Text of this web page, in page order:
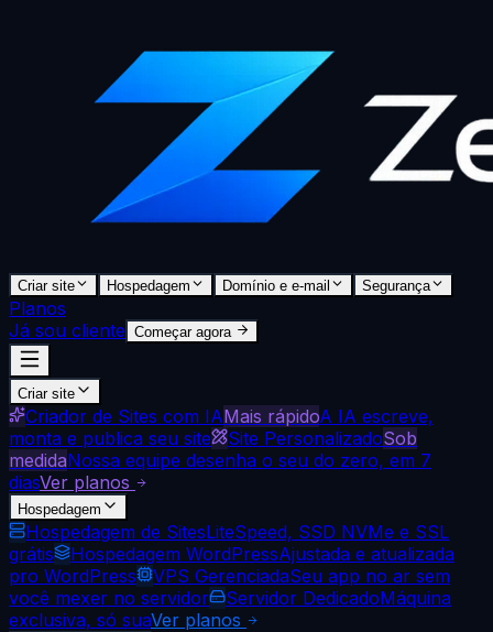
Criar site Hospedagem Domínio e e-mail Segurança
Planos
Já sou cliente Começar agora
Criar site
Criador de Sites com IAMais rápidoA IA escreve,
monta e publica seu site
Site PersonalizadoSob
medidaNossa equipe desenha o seu do zero, em 7
diasVer planos
Hospedagem
Hospedagem de SitesLiteSpeed, SSD NVMe e SSL
grátis
Hospedagem WordPressAjustada e atualizada
pro WordPress
VPS GerenciadaSeu app no ar sem
você mexer no servidor
Servidor DedicadoMáquina
exclusiva, só suaVer planos